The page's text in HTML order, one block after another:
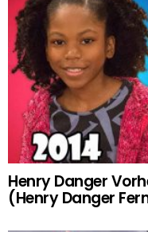
Henry Danger
(Henry Danger